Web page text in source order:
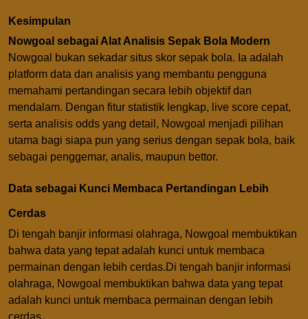
Kesimpulan
Nowgoal sebagai Alat Analisis Sepak Bola Modern
Nowgoal bukan sekadar situs skor sepak bola. Ia adalah
platform data dan analisis yang membantu pengguna
memahami pertandingan secara lebih objektif dan
mendalam. Dengan fitur statistik lengkap, live score cepat,
serta analisis odds yang detail, Nowgoal menjadi pilihan
utama bagi siapa pun yang serius dengan sepak bola, baik
sebagai penggemar, analis, maupun bettor.
Data sebagai Kunci Membaca Pertandingan Lebih
Cerdas
Di tengah banjir informasi olahraga, Nowgoal membuktikan
bahwa data yang tepat adalah kunci untuk membaca
permainan dengan lebih cerdas.Di tengah banjir informasi
olahraga, Nowgoal membuktikan bahwa data yang tepat
adalah kunci untuk membaca permainan dengan lebih
cerdas.